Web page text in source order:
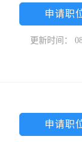
申请职
更新时间：
申请职